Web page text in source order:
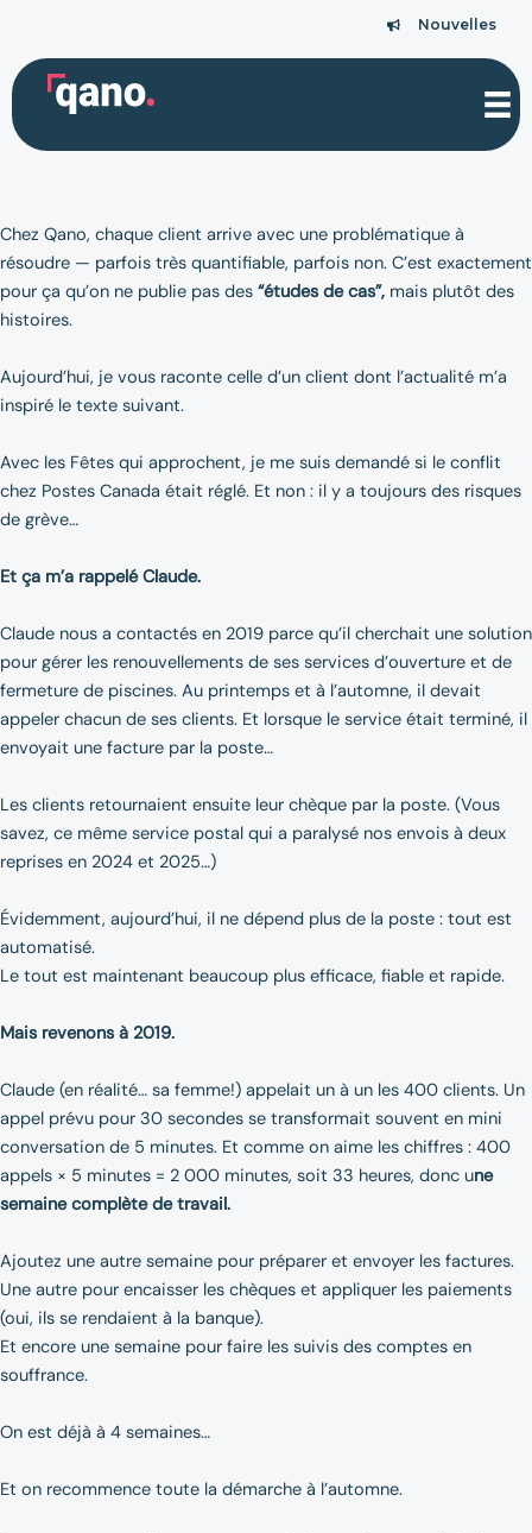
contenu
Nouvelles
Nouvelles
Chez Qano, chaque client arrive avec une problématique à
résoudre — parfois très quantifiable, parfois non. C’est exactement
pour ça qu’on ne publie pas des “études de cas”, mais plutôt des
histoires.
Aujourd’hui, je vous raconte celle d’un client dont l’actualité m’a
inspiré le texte suivant.
Avec les Fêtes qui approchent, je me suis demandé si le conflit
chez Postes Canada était réglé. Et non : il y a toujours des risques
de grève…
Et ça m’a rappelé Claude.
Claude nous a contactés en 2019 parce qu’il cherchait une solution
pour gérer les renouvellements de ses services d’ouverture et de
fermeture de piscines. Au printemps et à l’automne, il devait
appeler chacun de ses clients. Et lorsque le service était terminé, il
envoyait une facture par la poste…
Les clients retournaient ensuite leur chèque par la poste. (Vous
savez, ce même service postal qui a paralysé nos envois à deux
reprises en 2024 et 2025…)
Évidemment, aujourd’hui, il ne dépend plus de la poste : tout est
automatisé.
Le tout est maintenant beaucoup plus efficace, fiable et rapide.
Mais revenons à 2019.
Claude (en réalité… sa femme!) appelait un à un les 400 clients. Un
appel prévu pour 30 secondes se transformait souvent en mini
conversation de 5 minutes. Et comme on aime les chiffres : 400
appels × 5 minutes = 2 000 minutes, soit 33 heures, donc une
semaine complète de travail.
Ajoutez une autre semaine pour préparer et envoyer les factures.
Une autre pour encaisser les chèques et appliquer les paiements
(oui, ils se rendaient à la banque).
Et encore une semaine pour faire les suivis des comptes en
souffrance.
On est déjà à 4 semaines…
Et on recommence toute la démarche à l’automne.